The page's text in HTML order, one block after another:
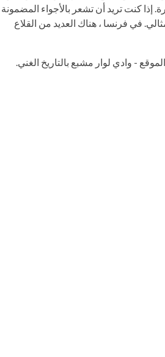
إذا كنت تريد أن تشعر بالأجواء المضمونة
في فرنسا ، هناك العديد من القلاع
- وادي لوار مشبع بالتاريخ الغني.